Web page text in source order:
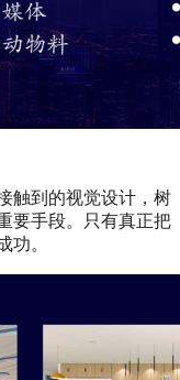
触到的视觉设计，树
要手段。只有真正把
功。